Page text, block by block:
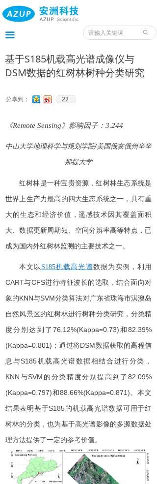
끀
首页
产品
服务
应用
案例
我们
服务预约入口
ꄙ
基于S185机载高光谱成像仪与
DSM数据的红树林树种分类研究
《Remote Sensing》影响因子： 3.244
中山大学地理科学与规划学院/美国俄亥俄州辛辛
那提大学
红树林是一种宝贵资源，红树林生态系统是
世界上生产力最高的四大生态系统之一，具有重
大的生态和经济价值，遥感技术因其覆盖面积
大、数据更新周期短、空间分辨率高等特点，已
成为国内外红树林监测的主要技术之一。
本文 以 S185机载高光谱数据为实例 ，利 用
CART与CFS进行特征波长的选取，结合面向对
象的KNN与SVM分类算法对广东省珠海市淇澳岛
自然风景区的红树林进行树种分类研究 ， 分类精
度分别达到 了 76.12%(Kappa=0.73)和82.39%
(Kappa=0.801) ；通过将DSM数据获取的高程信
息 与S185机载高光谱数据相结合进行分类 ，
KNN与SVM 的分类精度分别提高到 了82.09%
(Kappa=0.797)和88.66%(Kappa=0.871)。本文
结果表明基于S185的机载高光谱数据可用于红
树林的分类，也为基于高光谱影像的多源数据处
理方法提供了一定的参考价值。
分享到： 22